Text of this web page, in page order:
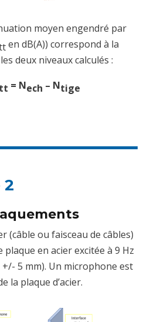
moyen engendré par
en dB(A)) correspond à la
deux niveaux calculés :
= Nech – Ntige
2
(câble ou faisceau de câbles)
plaque en acier excitée à 9 Hz
5 mm). Un microphone est
la plaque d’acier.